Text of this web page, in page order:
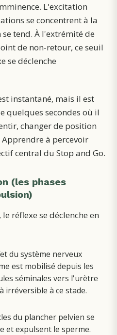
L'excitation
se concentrent à la
tend. À l'extrémité de
de non-retour, ce seuil
se déclenche
instantané, mais il est
quelques secondes où il
changer de position
à percevoir
central du Stop and Go.
(les phases
réflexe se déclenche en
du système nerveux
est mobilisé depuis les
séminales vers l'urètre
irréversible à ce stade.
du plancher pelvien se
et expulsent le sperme.